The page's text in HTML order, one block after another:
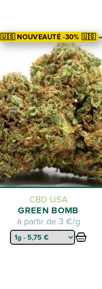
🇺🇸 NOUVEAUTÉ -30% 🇺🇸
CBD USA
GREEN BOMB
à partir de 3 €/g